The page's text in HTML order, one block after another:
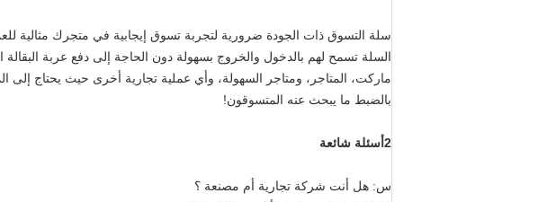
سلة التسوق ذات الجودة ضرورية لتجربة تسوق إيجابية في متجرك مثالية
السلة تسمح لهم بالدخول والخروج بسهولة دون الحاجة إلى دفع عربة البقالة
ماركت، المتاجر، ومتاجر السهولة، وأي عملية تجارية أخرى حيث يحتاج
بالضبط ما يبحث عنه المتسوقون!
2أسئلة شائعة
س: هل أنت شركة تجارية أم مصنعة ؟